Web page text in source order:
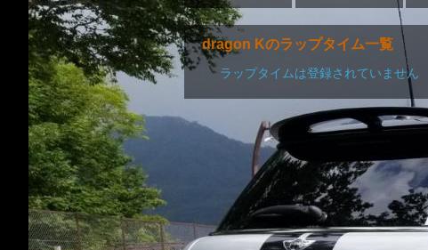
dragon Kのラップタイム一覧
ラップタイムは登録されていません